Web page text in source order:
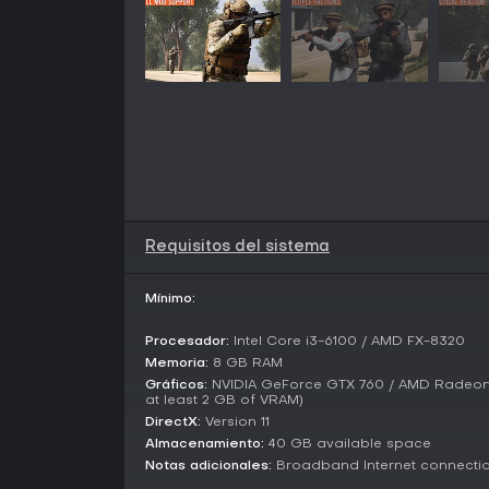
Requisitos del sistema
Mínimo:
Procesador: Intel Core i3-6100 / AMD FX-8320
Memoria: 8 GB RAM
Gráficos: NVIDIA GeForce GTX 760 / AMD
at least 2 GB of VRAM)
DirectX: Version 11
Almacenamiento: 40 GB available space
Notas adicionales: Broadband Internet